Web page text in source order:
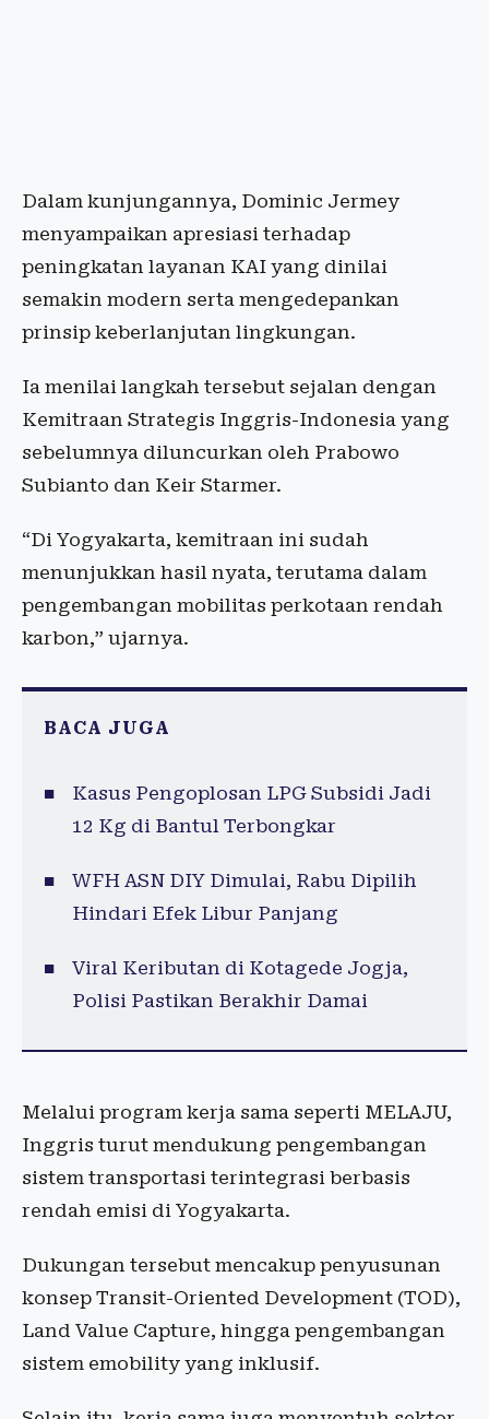
Dalam kunjungannya, Dominic Jermey
menyampaikan apresiasi terhadap
peningkatan layanan KAI yang dinilai
semakin modern serta mengedepankan
prinsip keberlanjutan lingkungan.
Ia menilai langkah tersebut sejalan dengan
Kemitraan Strategis Inggris-Indonesia yang
sebelumnya diluncurkan oleh Prabowo
Subianto dan Keir Starmer.
“Di Yogyakarta, kemitraan ini sudah
menunjukkan hasil nyata, terutama dalam
pengembangan mobilitas perkotaan rendah
karbon,” ujarnya.
BACA JUGA
Kasus Pengoplosan LPG Subsidi Jadi
12 Kg di Bantul Terbongkar
WFH ASN DIY Dimulai, Rabu Dipilih
Hindari Efek Libur Panjang
Viral Keributan di Kotagede Jogja,
Polisi Pastikan Berakhir Damai
Melalui program kerja sama seperti MELAJU,
Inggris turut mendukung pengembangan
sistem transportasi terintegrasi berbasis
rendah emisi di Yogyakarta.
Dukungan tersebut mencakup penyusunan
konsep Transit-Oriented Development (TOD),
Land Value Capture, hingga pengembangan
sistem emobility yang inklusif.